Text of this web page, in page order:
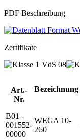
PDF Beschreibung
Zertifikate
Art.-
Nr.
Bezeichnung
B01 -
001552-
00000
WEGA 10-
260